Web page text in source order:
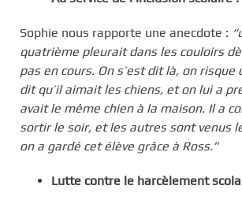
Sophie nous rapporte une anecdote :
quatrième pleurait dans les couloirs
pas en cours. On s’est dit là, on risque
dit qu’il aimait les chiens, et on lui a
avait le même chien à la maison. Il a
sortir le soir, et les autres sont venus
on a gardé cet élève grâce à Ross.”
Lutte contre le harcèlement